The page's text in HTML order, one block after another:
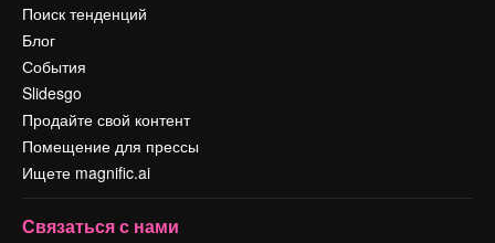
Поиск тенденций
Блог
События
Slidesgo
Продайте свой контент
Помещение для прессы
Ищете magnific.ai
Связаться с нами